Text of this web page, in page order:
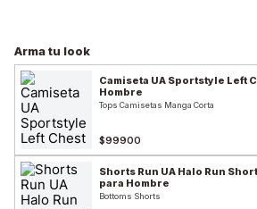
Arma tu look
Camiseta UA Sportstyle Left
Hombre
Tops Camisetas Manga Corta
$99900
Shorts Run UA Halo Run
para Hombre
Bottoms Shorts